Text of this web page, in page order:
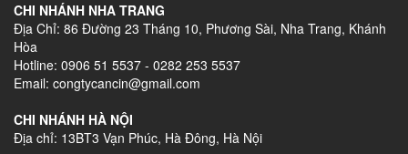
CHI NHÁNH NHA TRANG
Địa Chỉ: 86 Đường 23 Tháng 10, Phương Sài, Nha Trang, Khánh
Hòa
Hotline: 0906 51 5537 - 0282 253 5537
Email: congtycancin@gmail.com
CHI NHÁNH HÀ NỘI
Địa chỉ: 13BT3 Vạn Phúc, Hà Đông, Hà Nội